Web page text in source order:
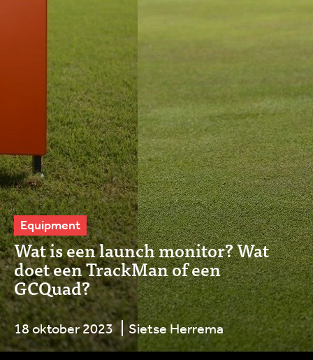
Equipment
Wat is een launch monitor? Wat
doet een TrackMan of een
GCQuad?
18 oktober 2023 Sietse Herrema